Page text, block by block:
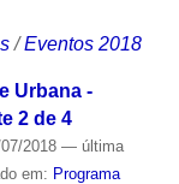
/Eventos 2018
Urbana -
2 de 4
2018 — última
em: Programa